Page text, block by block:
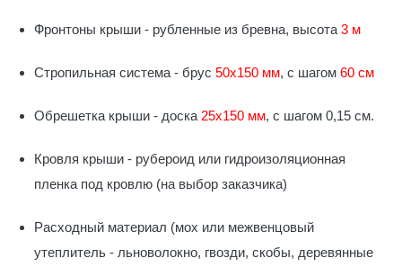
Фронтоны крыши - рубленные из бревна, высота 3 м
Стропильная система - брус 50х150 мм, с шагом 60 см
Обрешетка крыши - доска 25х150 мм, с шагом 0,15 см.
Кровля крыши - рубероид или гидроизоляционная
пленка под кровлю (на выбор заказчика)
Расходный материал (мох или межвенцовый
утеплитель - льноволокно, гвозди, скобы, деревянные